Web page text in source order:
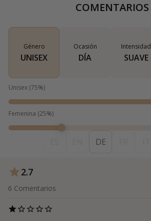
COMENTARIOS
Género
UNISEX
Ocasión
DÍA
Intensidad
SUAVE
Unisex (75%)
Femenina (25%)
DE
2.7
6 Comentarios